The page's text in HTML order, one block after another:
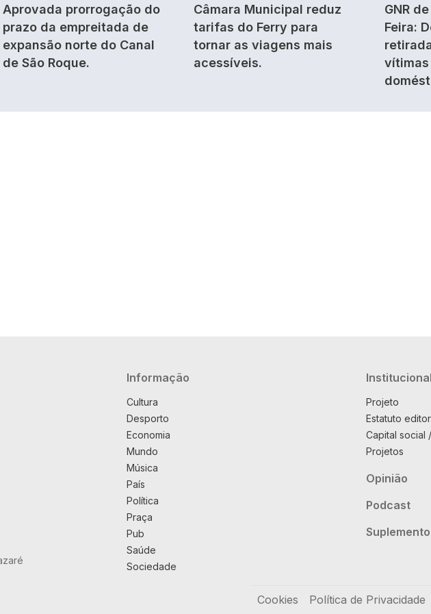
Aprovada prorrogação do
prazo da empreitada de
expansão norte do Canal
de São Roque.
Câmara Municipal reduz
tarifas do Ferry para
tornar as viagens mais
acessíveis.
GNR
Feira:
Navegação principal
Informação
Cultura
Desporto
Economia
Mundo
Música
País
Política
Praça
Pub
Saúde
Sociedade
Institucional
Projeto
Estatuto
Capital social
Projetos
Opinião
Podcast
Suplemento
Cookies Política de Privacidade